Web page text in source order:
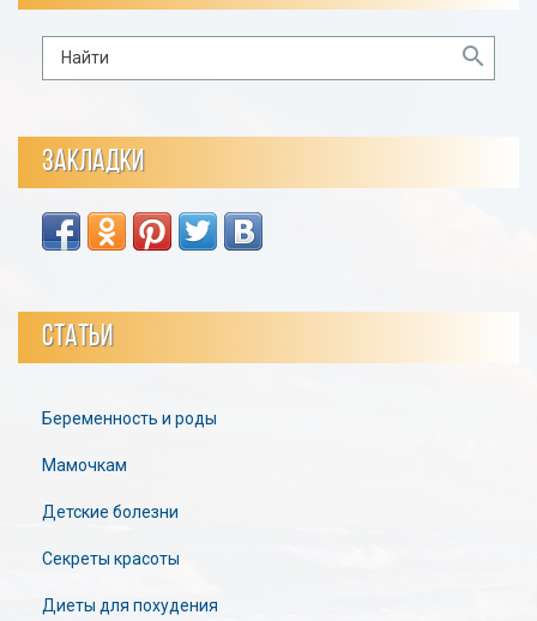
ЗАКЛАДКИ
СТАТЬИ
Беременность и роды
Мамочкам
Детские болезни
Секреты красоты
Диеты для похудения